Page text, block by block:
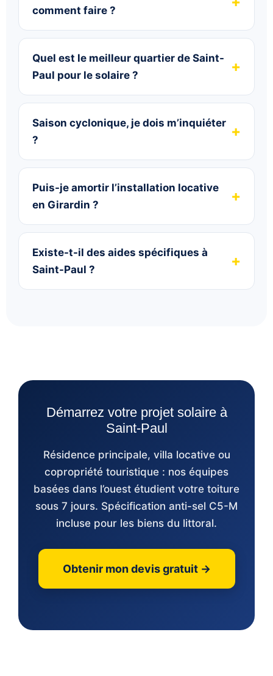
comment faire ?
Quel est le meilleur quartier de Saint-
Paul pour le solaire ?
Saison cyclonique, je dois m’inquiéter
?
Puis-je amortir l’installation locative
en Girardin ?
Existe-t-il des aides spécifiques à
Saint-Paul ?
Démarrez votre projet solaire à
Saint-Paul
Résidence principale, villa locative ou
copropriété touristique : nos équipes
basées dans l’ouest étudient votre toiture
sous 7 jours. Spécification anti-sel C5-M
incluse pour les biens du littoral.
Obtenir mon devis gratuit →